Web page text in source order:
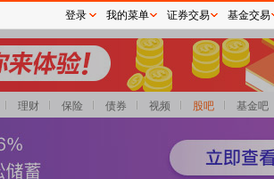
理财 保险 债券 视频 股吧 基金吧
登录 我的菜单 证券交易 基金交易